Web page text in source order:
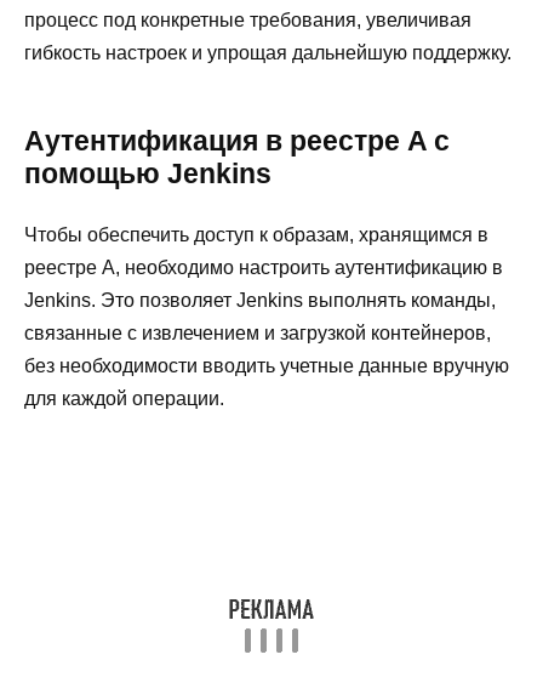
процесс под конкретные требования, увеличивая
гибкость настроек и упрощая дальнейшую поддержку.
Аутентификация в реестре A с
помощью Jenkins
Чтобы обеспечить доступ к образам, хранящимся в
реестре A, необходимо настроить аутентификацию в
Jenkins. Это позволяет Jenkins выполнять команды,
связанные с извлечением и загрузкой контейнеров,
без необходимости вводить учетные данные вручную
для каждой операции.